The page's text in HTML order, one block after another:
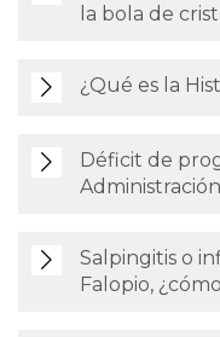
la bola de
¿Qué es la
Déficit de
Salpingitis o
Falopio,